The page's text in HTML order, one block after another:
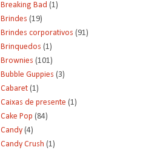
Breaking Bad (1)
Brindes (19)
Brindes corporativos (91)
Brinquedos (1)
Brownies (101)
Bubble Guppies (3)
Cabaret (1)
Caixas de presente (1)
Cake Pop (84)
Candy (4)
Candy Crush (1)